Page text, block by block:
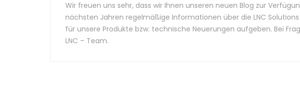
Wir freuen uns sehr, dass wir Ihnen unseren neuen Blog zur
nächsten Jahren regelmäßige Informationen über die LNC
für unsere Produkte bzw. technische Neuerungen aufgeben. Bei
LNC – Team.